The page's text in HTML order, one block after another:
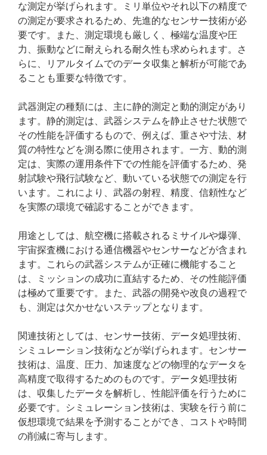
な測定が挙げられます。ミリ単位やそれ以下の精度で
の測定が要求されるため、先進的なセンサー技術が必
要です。また、測定環境も厳しく、極端な温度や圧
力、振動などに耐えられる耐久性も求められます。さ
らに、リアルタイムでのデータ収集と解析が可能であ
ることも重要な特徴です。
武器測定の種類には、主に静的測定と動的測定があり
ます。静的測定は、武器システムを静止させた状態で
その性能を評価するもので、例えば、重さや寸法、材
質の特性などを測る際に使用されます。一方、動的測
定は、実際の運用条件下での性能を評価するため、発
射試験や飛行試験など、動いている状態での測定を行
います。これにより、武器の射程、精度、信頼性など
を実際の環境で確認することができます。
用途としては、航空機に搭載されるミサイルや爆弾、
宇宙探査機における通信機器やセンサーなどが含まれ
ます。これらの武器システムが正確に機能すること
は、ミッションの成功に直結するため、その性能評価
は極めて重要です。また、武器の開発や改良の過程で
も、測定は欠かせないステップとなります。
関連技術としては、センサー技術、データ処理技術、
シミュレーション技術などが挙げられます。センサー
技術は、温度、圧力、加速度などの物理的なデータを
高精度で取得するためのものです。データ処理技術
は、収集したデータを解析し、性能評価を行うために
必要です。シミュレーション技術は、実験を行う前に
仮想環境で結果を予測することができ、コストや時間
の削減に寄与します。